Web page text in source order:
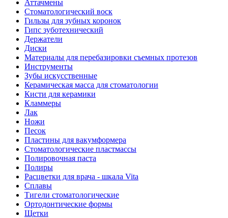
Аттачмены
Стоматологический воск
Гильзы для зубных коронок
Гипс зуботехнический
Держатели
Диски
Материалы для перебазировки съемных протезов
Инструменты
Зубы искусственные
Керамическая масса для стоматологии
Кисти для керамики
Кламмеры
Лак
Ножи
Песок
Пластины для вакумформера
Стоматологические пластмассы
Полировочная паста
Полиры
Расцветки для врача - шкала Vita
Сплавы
Тигели стоматологические
Ортодонтические формы
Щетки